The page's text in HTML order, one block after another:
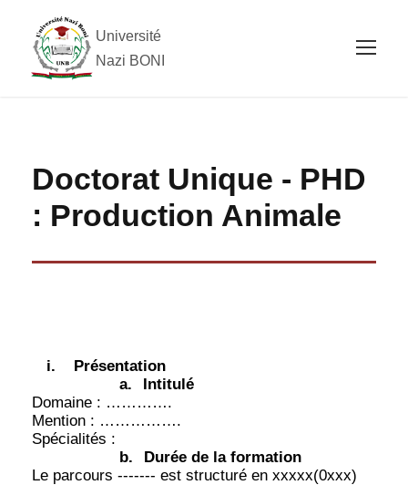
Université
Nazi BONI
Doctorat Unique - PHD
: Production Animale
i.
Présentation
a.
Intitulé
Domaine : ………….
Mention : …………….
Spécialités :
b.
Durée de la formation
Le parcours ------- est structuré en xxxxx(0xxx)